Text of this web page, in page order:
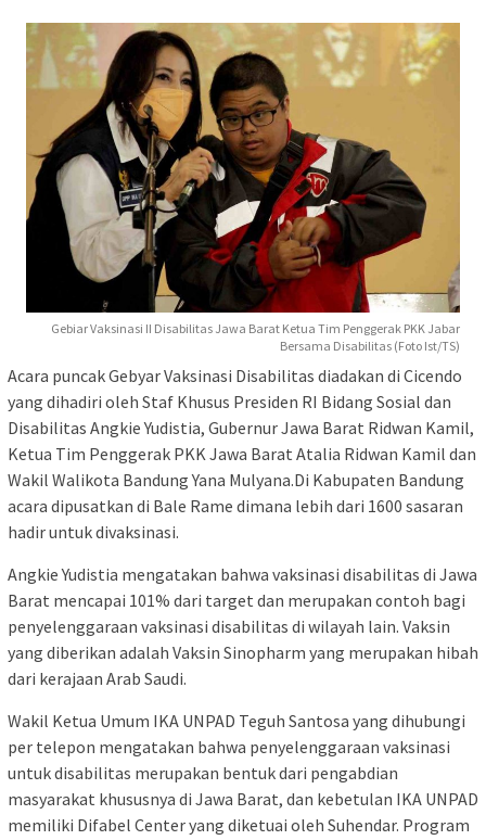
Gebiar Vaksinasi II Disabilitas Jawa Barat Ketua Tim Penggerak PKK Jabar
Bersama Disabilitas (Foto Ist/TS)
Acara puncak Gebyar Vaksinasi Disabilitas diadakan di Cicendo
yang dihadiri oleh Staf Khusus Presiden RI Bidang Sosial dan
Disabilitas Angkie Yudistia, Gubernur Jawa Barat Ridwan Kamil,
Ketua Tim Penggerak PKK Jawa Barat Atalia Ridwan Kamil dan
Wakil Walikota Bandung Yana Mulyana.Di Kabupaten Bandung
acara dipusatkan di Bale Rame dimana lebih dari 1600 sasaran
hadir untuk divaksinasi.
Angkie Yudistia mengatakan bahwa vaksinasi disabilitas di Jawa
Barat mencapai 101% dari target dan merupakan contoh bagi
penyelenggaraan vaksinasi disabilitas di wilayah lain. Vaksin
yang diberikan adalah Vaksin Sinopharm yang merupakan hibah
dari kerajaan Arab Saudi.
Wakil Ketua Umum IKA UNPAD Teguh Santosa yang dihubungi
per telepon mengatakan bahwa penyelenggaraan vaksinasi
untuk disabilitas merupakan bentuk dari pengabdian
masyarakat khususnya di Jawa Barat, dan kebetulan IKA UNPAD
memiliki Difabel Center yang diketuai oleh Suhendar. Program